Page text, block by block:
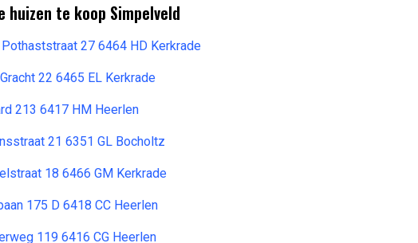
huizen te koop Simpelveld
Pothaststraat 27 6464 HD Kerkrade
22 6465 EL Kerkrade
213 6417 HM Heerlen
21 6351 GL Bocholtz
18 6466 GM Kerkrade
175 D 6418 CC Heerlen
119 6416 CG Heerlen